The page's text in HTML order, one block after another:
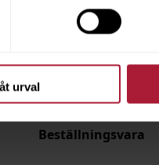
urval
Linetex Shallow
LNT-8215
Beställningsvara